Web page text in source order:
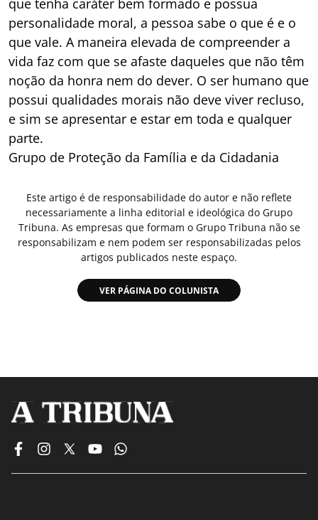
personalidade moral, a pessoa sabe o que é e o
que vale. A maneira elevada de compreender a
vida faz com que se afaste daqueles que não têm
noção da honra nem do dever. O ser humano que
possui qualidades morais não deve viver recluso,
e sim se apresentar e estar em toda e qualquer
parte.
Grupo de Proteção da Família e da Cidadania
Este artigo é de responsabilidade do autor e não reflete
necessariamente a linha editorial e ideológica do Grupo
Tribuna. As empresas que formam o Grupo Tribuna não se
responsabilizam e nem podem ser responsabilizadas pelos
artigos publicados neste espaço.
VER PÁGINA DO COLUNISTA